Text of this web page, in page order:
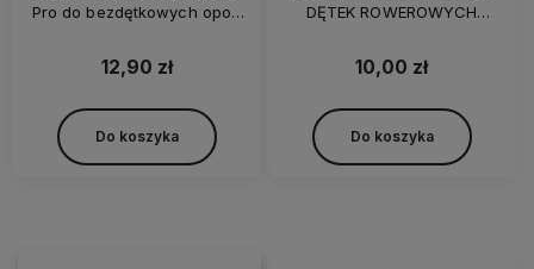
Pro do bezdętkowych opon
12,90 zł
Do koszyka
DĘTEK ROWEROWYCH
10,00 zł
Do koszyka